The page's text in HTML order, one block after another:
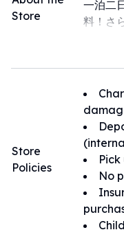
我們可以把車直接送
理繁瑣手續，抵達後
凡租車兩天一夜以上
名古屋・愛知・東海
名所がたくさん。地
より特別なものにし
「まるで友人が車を
体験してください。
Store
一泊二
料！さ
とって
て、旅
ごして
してい
皆さま
になり
【店主
您好
租兩天
歸還時
我們以
心陪伴
Store
Policies
No